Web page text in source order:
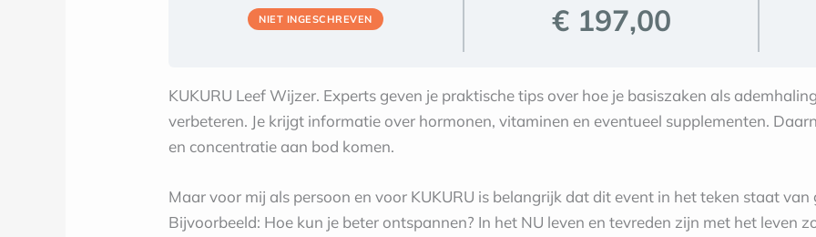
NIET INGESCHREVEN € 197,00
KUKURU Leef Wijzer. Experts geven je praktische tips over hoe je basiszaken als
verbeteren. Je krijgt informatie over hormonen, vitaminen en eventueel supplementen.
en concentratie aan bod komen.
Maar voor mij als persoon en voor KUKURU is belangrijk dat dit event in het teken staat
Bijvoorbeeld: Hoe kun je beter ontspannen? In het NU leven en tevreden zijn met het leven